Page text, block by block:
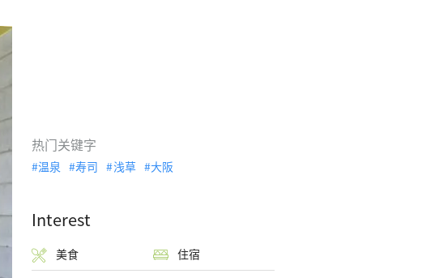
热门关键字
温泉 寿司 浅草 大阪
Interest
美食 住宿